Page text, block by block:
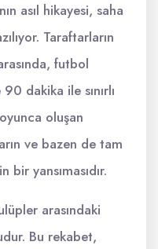
asıl hikayesi, saha
Taraftarların
futbol
dakika ile sınırlı
oluşan
ve bazen de tam
bir yansımasıdır.
arasındaki
Bu rekabet,